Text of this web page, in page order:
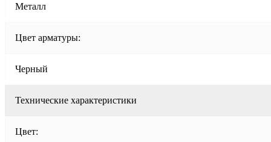
Металл
Цвет арматуры:
Черный
Технические характеристики
Цвет: